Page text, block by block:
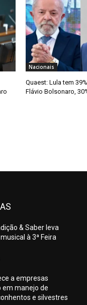
Nacionais
Quaest: Lula tem
Flávio Bolsonaro,
& Saber leva
à 3ª Feira
a empresas
em manejo de
e silvestres